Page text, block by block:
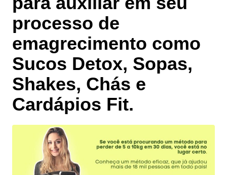
processo de
emagrecimento como
Sucos Detox, Sopas,
Shakes, Chás e
Cardápios Fit.